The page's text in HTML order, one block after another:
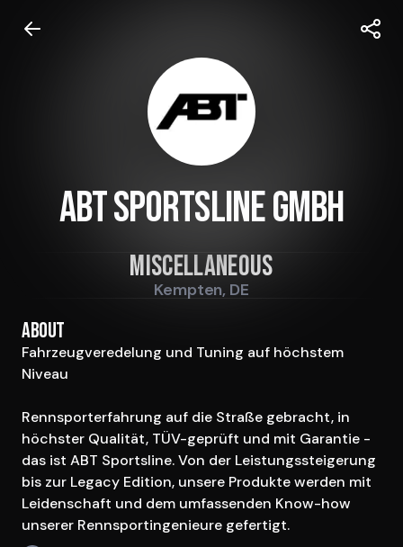
ABT Sportsline GmbH
Miscellaneous
Kempten, DE
About
Fahrzeugveredelung und Tuning auf höchstem
Niveau
Rennsporterfahrung auf die Straße gebracht, in
höchster Qualität, TÜV-geprüft und mit Garantie -
das ist ABT Sportsline. Von der Leistungssteigerung
bis zur Legacy Edition, unsere Produkte werden mit
Leidenschaft und dem umfassenden Know-how
unserer Rennsportingenieure gefertigt.